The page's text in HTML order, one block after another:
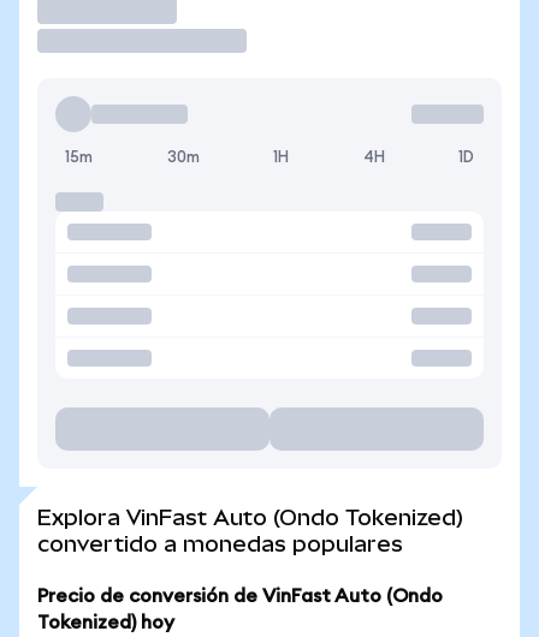
15m 30m 1H 4H 1D
Explora VinFast Auto (Ondo Tokenized)
convertido a monedas populares
Precio de conversión de VinFast Auto (Ondo
Tokenized) hoy